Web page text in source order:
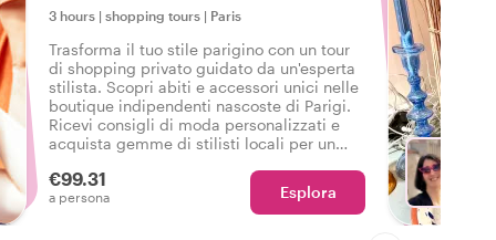
3 hours | shopping tours | Paris
Trasforma il tuo stile parigino con un tour
di shopping privato guidato da un'esperta
stilista. Scopri abiti e accessori unici nelle
boutique indipendenti nascoste di Parigi.
Ricevi consigli di moda personalizzati e
acquista gemme di stilisti locali per un
€99.31
a persona Esplora